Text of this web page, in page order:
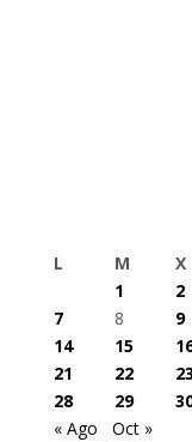
L
M X
1
2
7
8 9
14
15
21
22 23
28
29
« Ago
Oct »